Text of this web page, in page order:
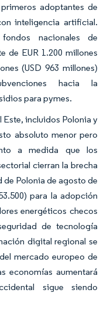
adoptantes de
inteligencia artificial.
nacionales de
de EUR 1.200 millones
(USD 963 millones)
hacia la
para pymes.
Este, incluidos Polonia y
absoluto menor pero
a medida que los
cierran la brecha
de Polonia de agosto de
para la adopción
energéticos checos
de tecnología
digital regional se
mercado europeo de
economías aumentará
sigue siendo